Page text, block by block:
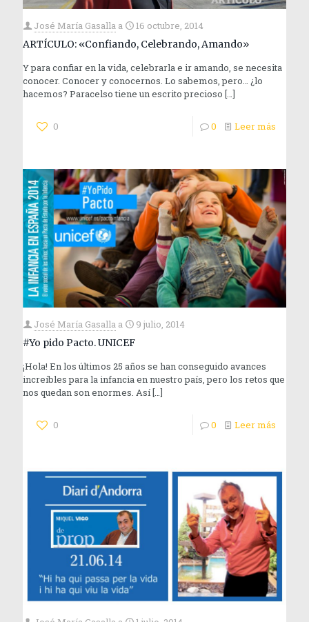
José María Gasalla a
16 octubre, 2014
ARTÍCULO: «Confiando, Celebrando, Amando»
Y para confiar en la vida, celebrarla e ir amando, se necesita
conocer. Conocer y conocernos. Lo sabemos, pero… ¿lo
hacemos? Paracelso tiene un escrito precioso […]
0 0 Leer más
José María Gasalla a
9 julio, 2014
#Yo pido Pacto. UNICEF
¡Hola! En los últimos 25 años se han conseguido avances
increíbles para la infancia en nuestro país, pero los retos que
nos quedan son enormes. Así[…]
0 0 Leer más